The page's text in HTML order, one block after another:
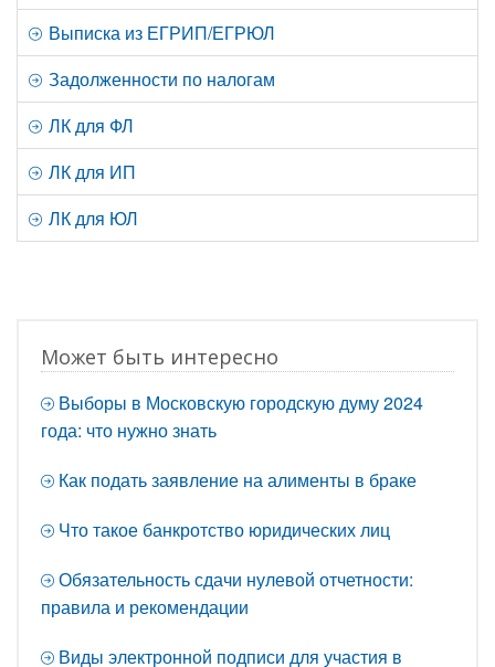
Выписка из ЕГРИП/ЕГРЮЛ
Задолженности по налогам
ЛК для ФЛ
ЛК для ИП
ЛК для ЮЛ
Может быть интересно
Выборы в Московскую городскую думу 2024
года: что нужно знать
Как подать заявление на алименты в браке
Что такое банкротство юридических лиц
Обязательность сдачи нулевой отчетности:
правила и рекомендации
Виды электронной подписи для участия в